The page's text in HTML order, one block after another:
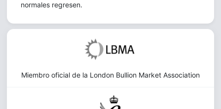
normales regresen.
Miembro oficial de la London Bullion Market Association